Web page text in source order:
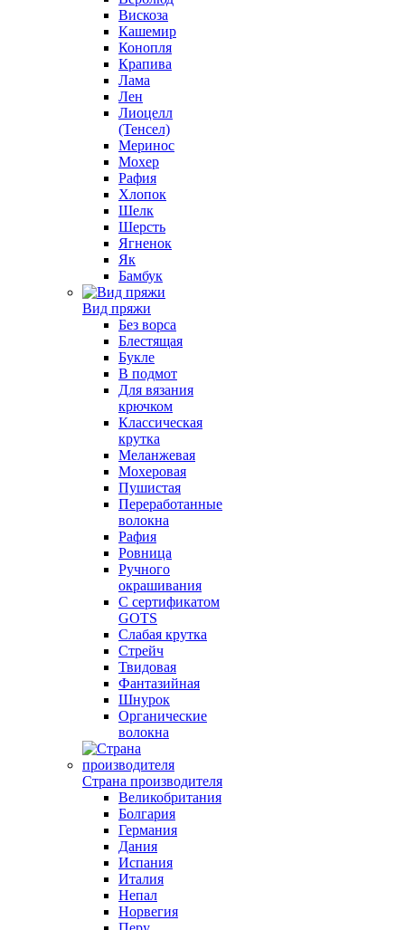
Вискоза
Кашемир
Конопля
Крапива
Лама
Лен
Лиоцелл
(Тенсел)
Меринос
Мохер
Рафия
Хлопок
Шелк
Шерсть
Ягненок
Як
Бамбук
Вид пряжи
Без ворса
Блестящая
Букле
В подмот
Для вязания
крючком
Классическая
крутка
Меланжевая
Мохеровая
Пушистая
Переработанные
волокна
Рафия
Ровница
Ручного
окрашивания
С сертификатом
GOTS
Слабая крутка
Стрейч
Твидовая
Фантазийная
Шнурок
Органические
волокна
Страна производителя
Великобритания
Болгария
Германия
Дания
Испания
Италия
Непал
Норвегия